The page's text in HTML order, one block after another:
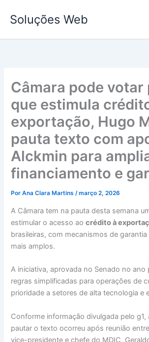
para
conteúdo
Soluções Web
Câmara pode votar
que estimula
exportação, Hugo
pauta texto com
Alckmin para
financiamento e
PorAna Clara Martins/março 2, 2026
A Câmara tem na pauta desta semana
estimular o acesso aocrédito à
brasileiras, com mecanismos de
mais amplos.
A iniciativa, aprovada no Senado no ano
regras simplificadas para operações de
prioridade a setores de alta tecnologia e
Conforme informação divulgada pelo g1,
pautar o texto ocorreu após reunião
vice-presidente e chefe do MDIC,